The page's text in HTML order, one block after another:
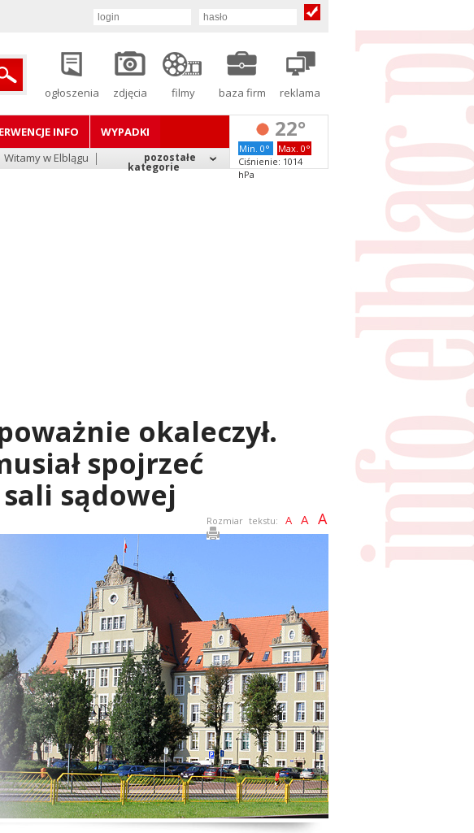
ogłoszenia zdjęcia filmy baza firm reklama
INFO
WYPADKI
Witamy w Elblągu pozostałe
kategorie
22°
Min. 0°
Max. 0°
Ciśnienie: 1014
hPa
okaleczył.
spojrzeć
sądowej
Rozmiar tekstu: A A A